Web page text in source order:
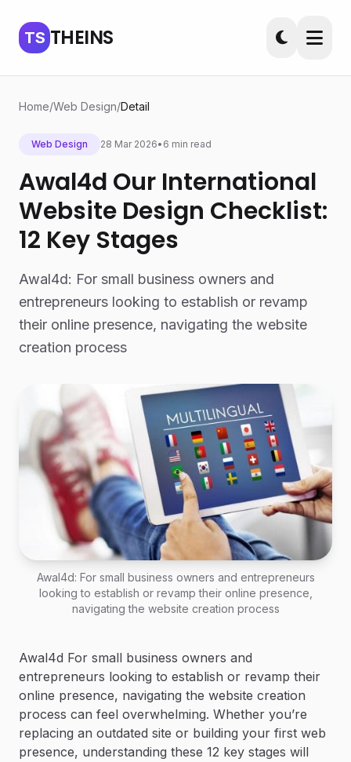
TS THEINS
Home/Web Design/Detail
Web Design 28 Mar 2026• 6 min read
Awal4d Our International
Website Design Checklist:
12 Key Stages
Awal4d: For small business owners and
entrepreneurs looking to establish or revamp
their online presence, navigating the website
creation process
Awal4d: For small business owners and entrepreneurs
looking to establish or revamp their online presence,
navigating the website creation process
Awal4d For small business owners and
entrepreneurs looking to establish or revamp their
online presence, navigating the website creation
process can feel overwhelming. Whether you’re
replacing an outdated site or building your first web
presence, understanding these 12 key stages will